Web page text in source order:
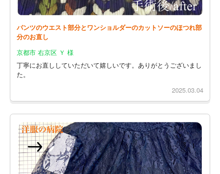
パンツのウエスト部分とワンショルダーのカットソーのほつれ部
分のお直し
京都市 右京区 Ｙ 様
丁寧にお直ししていただいて嬉しいです。ありがとうございまし
た。
2025.03.04